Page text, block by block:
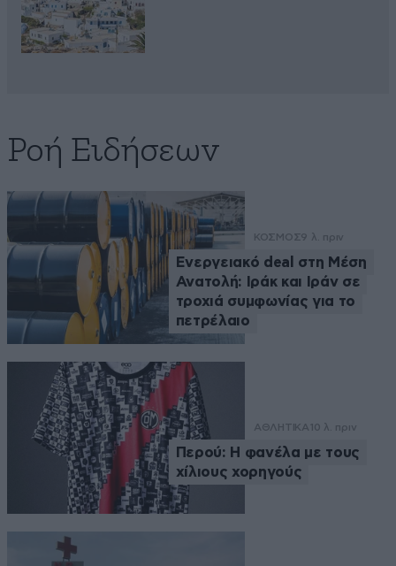
Ροή Ειδήσεων
ΚΟΣΜΟΣ9 λ. πριν
Ενεργειακό deal στη Μέση
Ανατολή: Ιράκ και Ιράν σε
τροχιά συμφωνίας για το
πετρέλαιο
ΑΘΛΗΤΙΚΑ 10 λ. πριν
Περού: Η φανέλα με τους
χίλιους χορηγούς